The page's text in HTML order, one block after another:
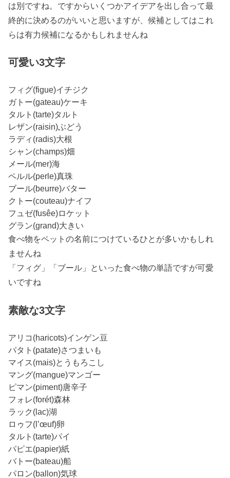
は別ですね。ですからいくつかアイデアを出し合って最
終的に決めるのがいいと思いますが、候補としてはこれ
らは有力候補になるかもしれませんね
可愛い3文字
フィグ(figue)イチジク
ガトー(gateau)ケーキ
タルト(tarte)タルト
レザン(raisin)ぶどう
ラディ(radis)大根
シャン(champs)畑
メール(mer)海
ペルル(perle)真珠
ブール(beurre)バター
クトー(couteau)ナイフ
フュゼ(fusêe)ロケット
グラン(grand)大きい
食べ物をペットの名前につけているひとが多いかもしれ
ませんね
「フィグ」「ブール」といった食べ物の単語ですが可愛
いですね
素敵な3文字
アリコ(haricots)インゲン豆
パタト(patate)さつまいも
マイス(mais)とうもろこし
マング(mangue)マンゴー
ピマン(piment)唐辛子
フォレ(forét)森林
ラック(lac)湖
ロゥフ(l’œuf)卵
タルト(tarte)パイ
パピエ(papier)紙
バトー(bateau)船
パロン(ballon)気球